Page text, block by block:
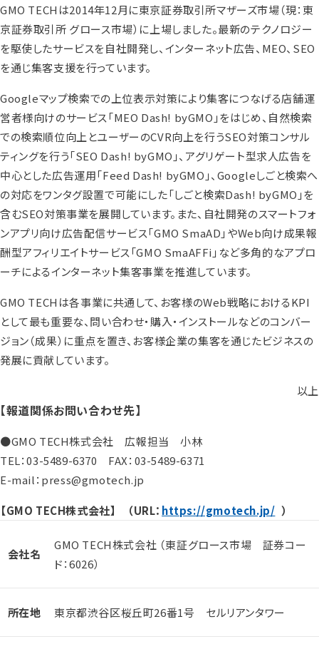
GMO TECHは2014年12月に東京証券取引所マザーズ市場（現：東
京証券取引所 グロース市場）に上場しました。最新のテクノロジー
を駆使したサービスを自社開発し、インターネット広告、MEO、SEO
を通じ集客支援を行っています。
Googleマップ検索での上位表示対策により集客につなげる店舗運
営者様向けのサービス「MEO Dash! byGMO」をはじめ、自然検索
での検索順位向上とユーザーのCVR向上を行うSEO対策コンサル
ティングを行う「SEO Dash! byGMO」、アグリゲート型求人広告を
中心とした広告運用「Feed Dash! byGMO」、Googleしごと検索へ
の対応をワンタグ設置で可能にした「しごと検索Dash! byGMO」を
含むSEO対策事業を展開しています。また、自社開発のスマートフォ
ンアプリ向け広告配信サービス「GMO SmaAD」やWeb向け成果報
酬型アフィリエイトサービス「GMO SmaAFFi」など多角的なアプロ
ーチによるインターネット集客事業を推進しています。
GMO TECHは各事業に共通して、お客様のWeb戦略におけるKPI
として最も重要な、問い合わせ・購入・インストールなどのコンバー
ジョン（成果）に重点を置き、お客様企業の集客を通じたビジネスの
発展に貢献しています。
以上
【報道関係お問い合わせ先】
●GMO TECH株式会社 広報担当 小林
TEL：03-5489-6370 FAX：03-5489-6371
E-mail：press@gmotech.jp
【GMO TECH株式会社】 （URL： https://gmotech.jp/ ）
会社名
GMO TECH株式会社 （東証グロース市場 証券コー
ド：6026）
所在地 東京都渋谷区桜丘町26番1号 セルリアンタワー